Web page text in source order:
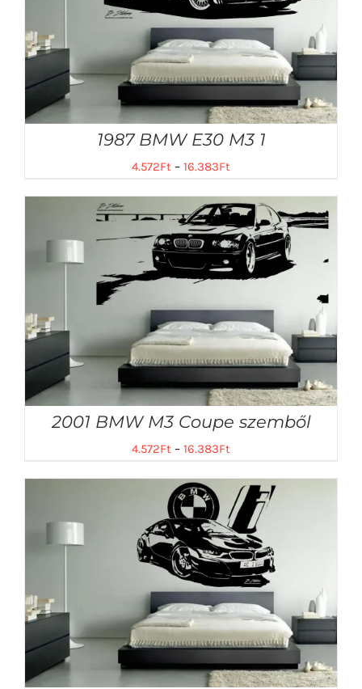
1987 BMW E30 M3 1
4.572Ft – 16.383Ft
2001 BMW M3 Coupe szemből
4.572Ft – 16.383Ft